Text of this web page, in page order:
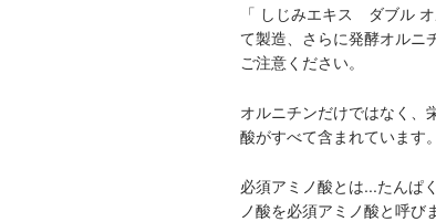
「 しじみエキス ダブル
て製造、さらに発酵オルニ
ご注意ください。
オルニチンだけではなく、
酸がすべて含まれています。
必須アミノ酸とは...たんぱ
ノ酸を必須アミノ酸と呼び